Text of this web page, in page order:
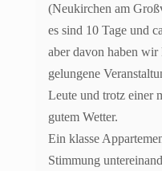
(Neukirchen am
es sind 10 Tage und
aber davon haben wir
gelungene
Leute und trotz einer
gutem Wetter.
Ein klasse
Stimmung